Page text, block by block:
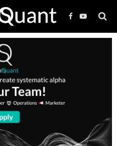
Facebook
YouTube